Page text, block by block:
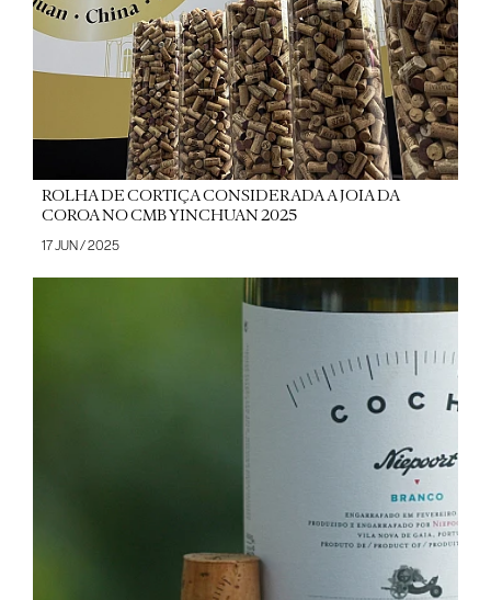
ROLHA DE CORTIÇA CONSIDERADA A JOIA DA
COROA NO CMB YINCHUAN 2025
17 JUN / 2025